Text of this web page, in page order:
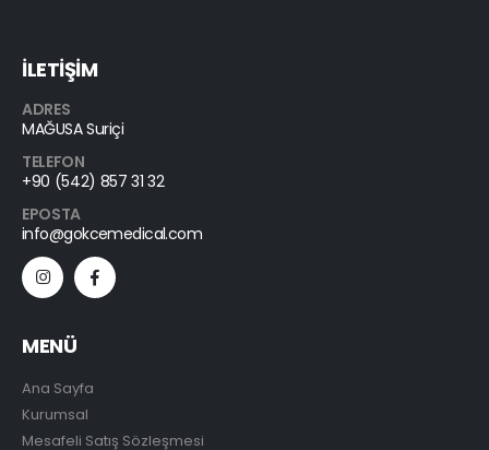
İLETİŞİM
ADRES
MAĞUSA Suriçi
TELEFON
+90 (542) 857 31 32
EPOSTA
info@gokcemedical.com
MENÜ
Ana Sayfa
Kurumsal
Mesafeli Satış Sözleşmesi